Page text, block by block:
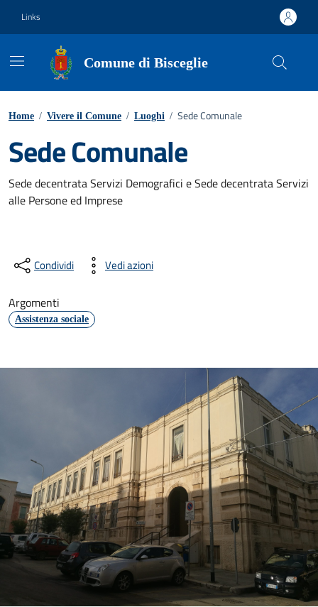
Links
Comune di Bisceglie
Home / Vivere il Comune / Luoghi / Sede Comunale
Sede Comunale
Sede decentrata Servizi Demografici e Sede decentrata Servizi
alle Persone ed Imprese
Condividi Vedi azioni
Argomenti
Assistenza sociale